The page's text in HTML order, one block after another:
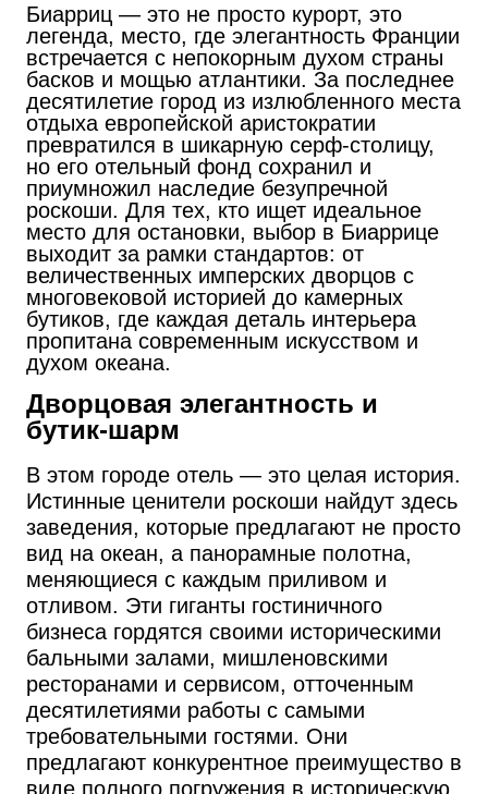
Биарриц — это не просто курорт, это
легенда, место, где элегантность Франции
встречается с непокорным духом страны
басков и мощью атлантики. За последнее
десятилетие город из излюбленного места
отдыха европейской аристократии
превратился в шикарную серф-столицу,
но его отельный фонд сохранил и
приумножил наследие безупречной
роскоши. Для тех, кто ищет идеальное
место для остановки, выбор в Биаррице
выходит за рамки стандартов: от
величественных имперских дворцов с
многовековой историей до камерных
бутиков, где каждая деталь интерьера
пропитана современным искусством и
духом океана.
Дворцовая элегантность и
бутик-шарм
В этом городе отель — это целая история.
Истинные ценители роскоши найдут здесь
заведения, которые предлагают не просто
вид на океан, а панорамные полотна,
меняющиеся с каждым приливом и
отливом. Эти гиганты гостиничного
бизнеса гордятся своими историческими
бальными залами, мишленовскими
ресторанами и сервисом, отточенным
десятилетиями работы с самыми
требовательными гостями. Они
предлагают конкурентное преимущество в
виде полного погружения в историческую